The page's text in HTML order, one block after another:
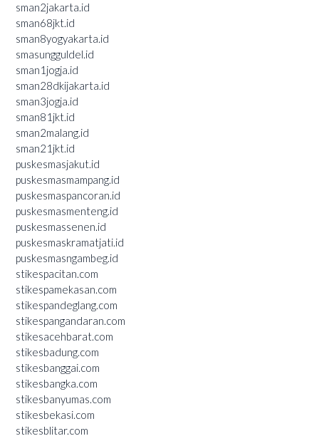
sman2jakarta.id
sman68jkt.id
sman8yogyakarta.id
smasungguldel.id
sman1jogja.id
sman28dkijakarta.id
sman3jogja.id
sman81jkt.id
sman2malang.id
sman21jkt.id
puskesmasjakut.id
puskesmasmampang.id
puskesmaspancoran.id
puskesmasmenteng.id
puskesmassenen.id
puskesmaskramatjati.id
puskesmasngambeg.id
stikespacitan.com
stikespamekasan.com
stikespandeglang.com
stikespangandaran.com
stikesacehbarat.com
stikesbadung.com
stikesbanggai.com
stikesbangka.com
stikesbanyumas.com
stikesbekasi.com
stikesblitar.com